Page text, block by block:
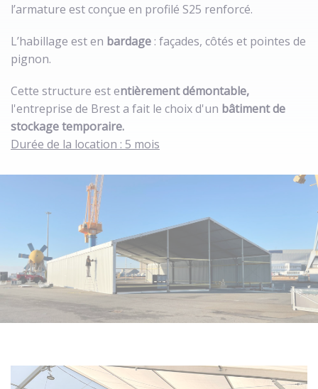
l’armature est conçue en profilé S25 renforcé.
L’habillage est en bardage : façades, côtés et pointes de
pignon.
Cette structure est entièrement démontable,
l'entreprise de Brest a fait le choix d'un bâtiment de
stockage temporaire.
Durée de la location : 5 mois